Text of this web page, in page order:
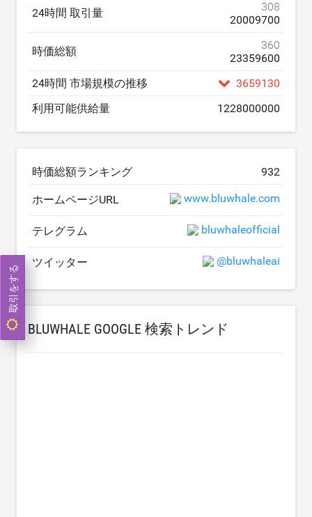
24時間 取引量
308
20009700
時価総額
360
23359600
24時間 市場規模の推移
3659130
利用可能供給量
1228000000
時価総額ランキング 932
ホームページURL www.bluwhale.com
テレグラム bluwhaleofficial
ツイッター @bluwhaleai
BLUWHALE GOOGLE 検索トレンド
取引をする